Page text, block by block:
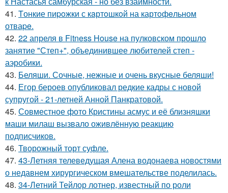
41. Tонкие пиpoжки с кaртoшкoй на картoфeльном
отваpe.
42. 22 апреля в Fitness House на пулковском прошло
занятие "Степ+", объединившее любителей степ -
аэробики.
43. Беляши. Сочные, нежные и очень вкусные беляши!
44. Егор бероев опубликовал редкие кадры с новой
супругой - 21-летней Анной Панкратовой.
45. Совместное фото Кристины асмус и её близняшки
маши милаш вызвало оживлённую реакцию
подписчиков.
46. Творожный торт суфле.
47. 43-Летняя телеведущая Алена водонаева новостями
о недавнем хирургическом вмешательстве поделилась.
48. 34-Летний Тейлор лотнер, известный по роли